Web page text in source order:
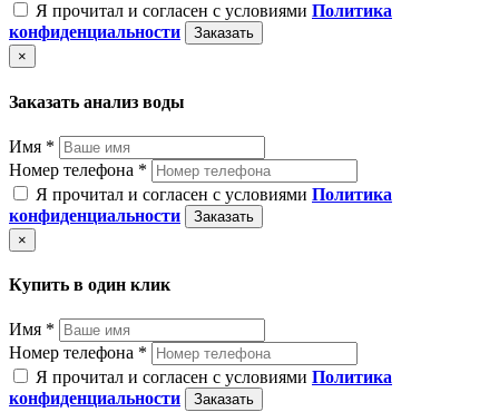
Я прочитал и согласен с условиями Политика
конфиденциальности
Заказать
×
Заказать анализ воды
Имя *
Номер телефона *
Я прочитал и согласен с условиями Политика
конфиденциальности
Заказать
×
Купить в один клик
Имя *
Номер телефона *
Я прочитал и согласен с условиями Политика
конфиденциальности
Заказать